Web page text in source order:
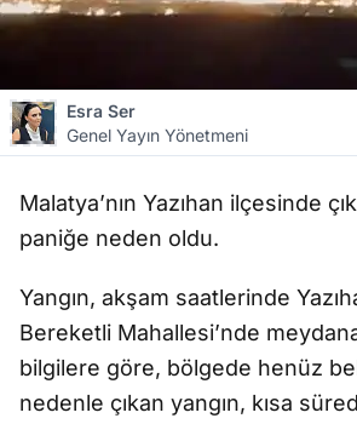
Esra Ser
Genel Yayın Yönetmeni
Malatya’nın Yazıhan ilçesinde
paniğe neden oldu.
Yangın, akşam saatlerinde
Bereketli Mahallesi’nde
bilgilere göre, bölgede henüz
nedenle çıkan yangın, kısa